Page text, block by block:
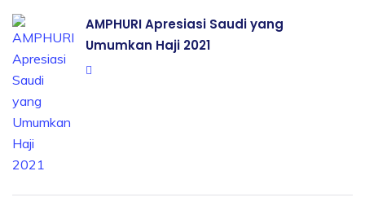
AMPHURI Apresiasi Saudi yang
Umumkan Haji 2021